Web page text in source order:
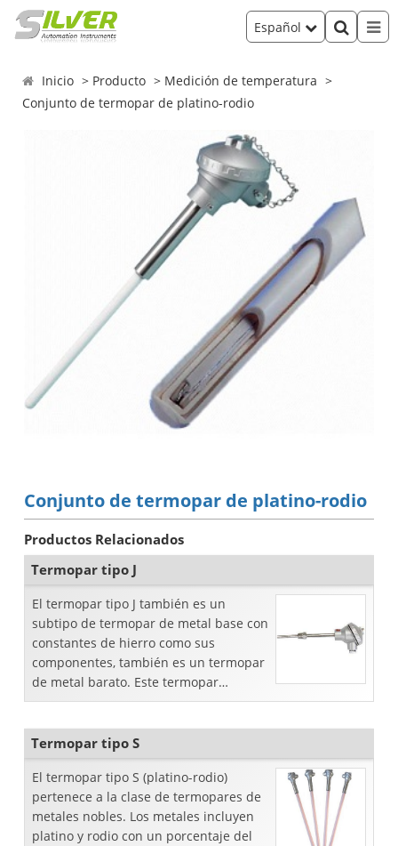
Español
Inicio Producto
Medición de temperatura
Conjunto de termopar de platino-rodio
Conjunto de termopar de platino-rodio
Productos Relacionados
Termopar tipo J
El termopar tipo J también es un
subtipo de termopar de metal base con
constantes de hierro como sus
componentes, también es un termopar
de metal barato. Este termopar
también tiene una gran precisión y
Termopar tipo S
El termopar tipo S (platino-rodio)
pertenece a la clase de termopares de
metales nobles. Los metales incluyen
platino y rodio con un porcentaje del